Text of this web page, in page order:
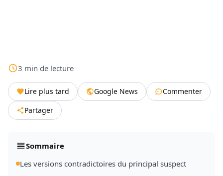
3 min de lecture
Lire plus tard Google News
Commenter
Partager
Sommaire
Les versions contradictoires du principal suspect